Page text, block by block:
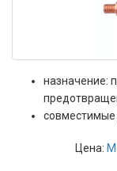
назначение:
совместимые
Цена: